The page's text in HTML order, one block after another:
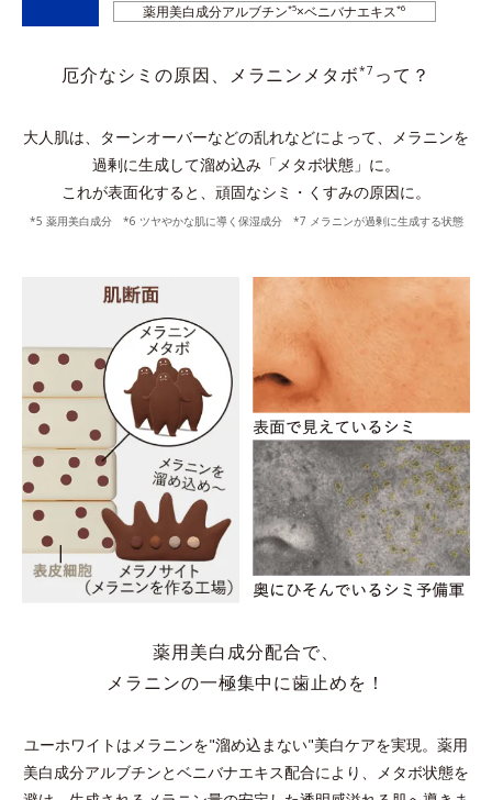
薬用美白成分アルブチン*5×ベニバナエキス*6
厄介なシミの原因、メラニンメタボ*7 って？
大人肌は、ターンオーバーなどの乱れなどによって、メラニンを
過剰に生成して溜め込み「メタボ状態」に。
これが表面化すると、頑固なシミ・くすみの原因に。
*5 薬用美白成分 *6 ツヤやかな肌に導く保湿成分 *7 メラニンが過剰に生成する状態
薬用美白成分配合で、
メラニンの一極集中に歯止めを！
ユーホワイトはメラニンを"溜め込まない"美白ケアを実現。 薬用
美白成分アルブチンとベニバナエキス配合により、メタボ状態を